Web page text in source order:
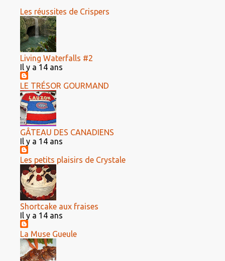
Les réussites de Crispers
Living Waterfalls #2
Il y a 14 ans
LE TRÉSOR GOURMAND
GÂTEAU DES CANADIENS
Il y a 14 ans
Les petits plaisirs de Crystale
Shortcake aux fraises
Il y a 14 ans
La Muse Gueule